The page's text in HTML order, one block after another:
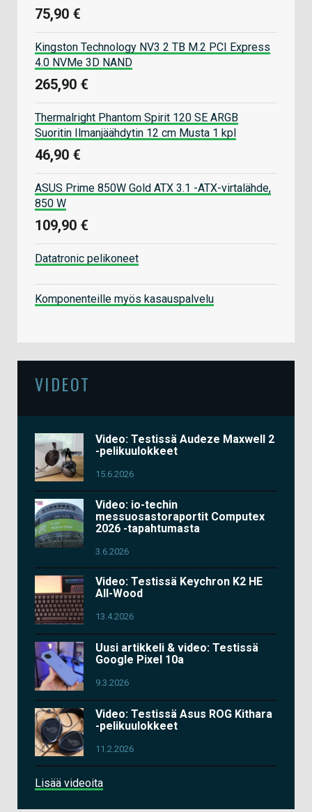
75,90 €
Kingston Technology NV3 2 TB M.2 PCI Express
4.0 NVMe 3D NAND
265,90 €
Thermalright Phantom Spirit 120 SE ARGB
Suoritin Ilmanjäähdytin 12 cm Musta 1 kpl
46,90 €
ASUS Prime 850W Gold ATX 3.1 -ATX-virtalähde,
850 W
109,90 €
Datatronic pelikoneet
Komponenteille myös kasauspalvelu
VIDEOT
Video: Testissä Audeze Maxwell 2
-pelikuulokkeet
15.6.2026
Video: io-techin
messuosastoraportit Computex
2026 -tapahtumasta
3.6.2026
Video: Testissä Keychron K2 HE
All-Wood
13.4.2026
Uusi artikkeli & video: Testissä
Google Pixel 10a
9.3.2026
Video: Testissä Asus ROG Kithara
-pelikuulokkeet
11.2.2026
Lisää videoita